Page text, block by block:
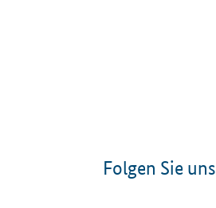
Folgen Sie uns